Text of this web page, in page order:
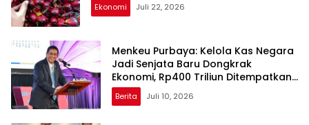
Ekonomi Juli 22, 2026
Menkeu Purbaya: Kelola Kas Negara
Jadi Senjata Baru Dongkrak
Ekonomi, Rp400 Triliun Ditempatkan
di Perbankan
Berita Juli 10, 2026